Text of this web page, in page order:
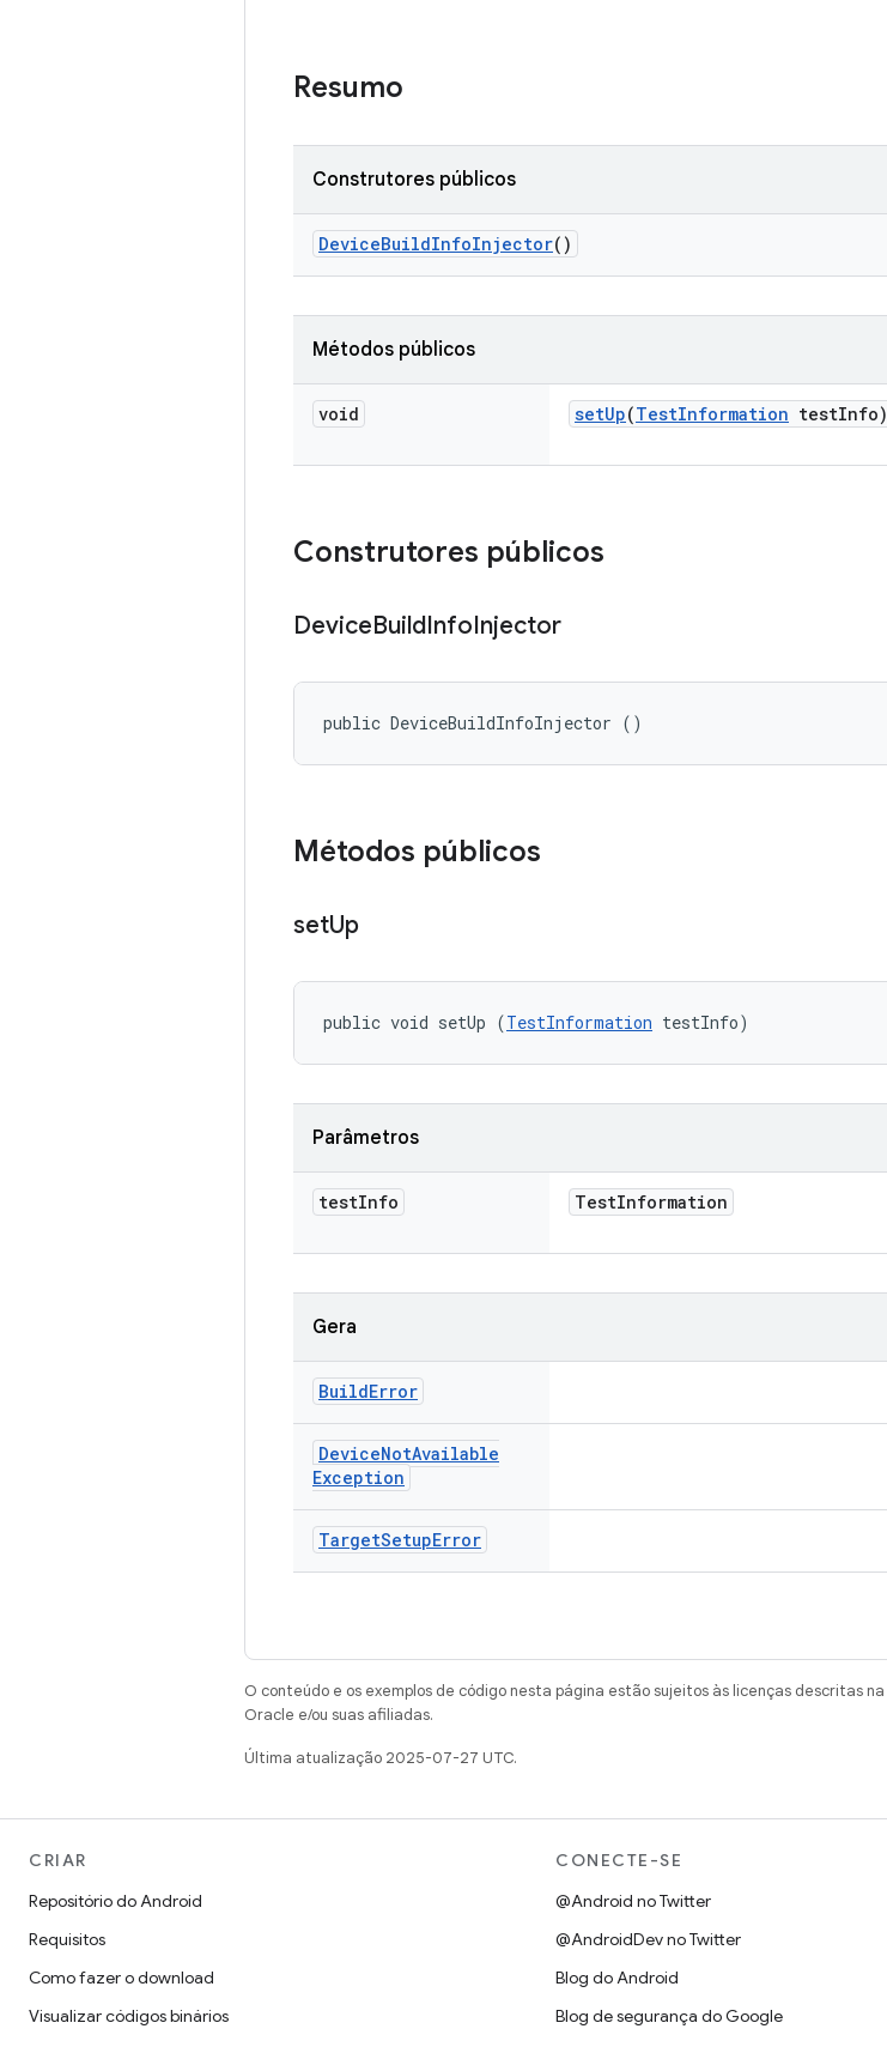
Resumo
Construtores públicos
DeviceBuildInfoInjector()
Métodos públicos
void setUp(TestInformation testInfo)
Construtores públicos
DeviceBuildInfoInjector
public DeviceBuildInfoInjector ()
Métodos públicos
setUp
public void setUp (TestInformation testInfo)
Parâmetros
testInfo TestInformation
Gera
BuildError
DeviceNotAvailable
Exception
TargetSetupError
O conteúdo e os exemplos de código nesta página estão sujeitos às licenças descritas na
Oracle e/ou suas afiliadas.
Última atualização 2025-07-27 UTC.
CRIAR
Repositório do Android
Requisitos
Como fazer o download
Visualizar códigos binários
CONECTE-SE
@Android no Twitter
@AndroidDev no Twitter
Blog do Android
Blog de segurança do Google